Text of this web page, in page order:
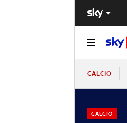
CALCIO
CALCIO